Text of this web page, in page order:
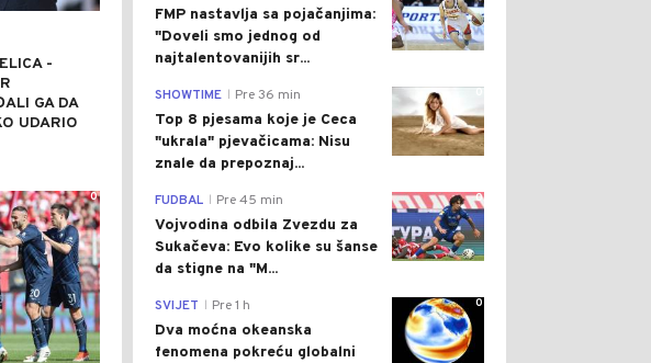
-
GA DA
UDARIO
0
FMP nastavlja sa pojačanjima:
"Doveli smo jednog od
najtalentovanijih sr...
0
SHOWTIME Pre 36 min
Top 8 pjesama koje je Ceca
"ukrala" pjevačicama: Nisu
znale da prepoznaj...
0
FUDBAL Pre 45 min
Vojvodina odbila Zvezdu za
Sukačeva: Evo kolike su šanse
da stigne na "M...
0
SVIJET Pre 1 h
Dva moćna okeanska
fenomena pokreću globalni